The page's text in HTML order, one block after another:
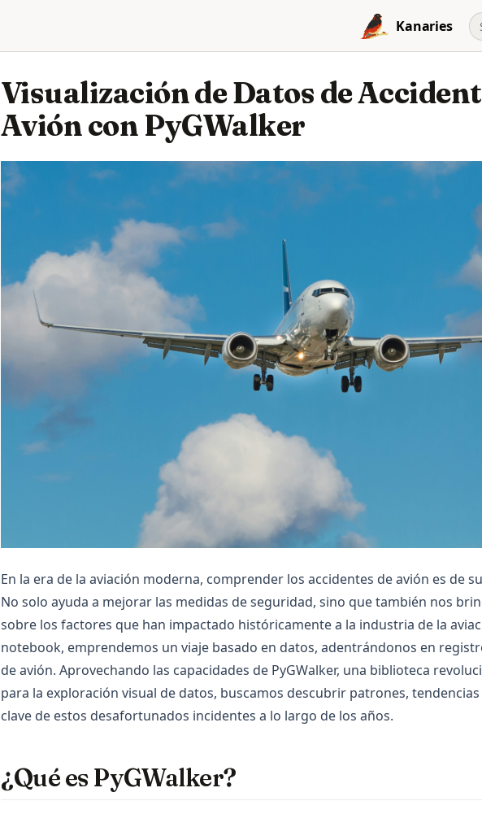
Kanaries
Visualización de Datos de
Avión con PyGWalker
En la era de la aviación moderna, comprender los accidentes de avión es de
No solo ayuda a mejorar las medidas de seguridad, sino que también nos
sobre los factores que han impactado históricamente a la industria de la
notebook, emprendemos un viaje basado en datos, adentrándonos en
de avión. Aprovechando las capacidades de PyGWalker, una biblioteca
para la exploración visual de datos, buscamos descubrir patrones,
clave de estos desafortunados incidentes a lo largo de los años.
¿Qué es PyGWalker?